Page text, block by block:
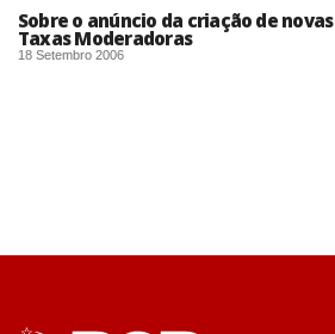
Sobre o anúncio da criação de novas
Taxas Moderadoras
18 Setembro 2006